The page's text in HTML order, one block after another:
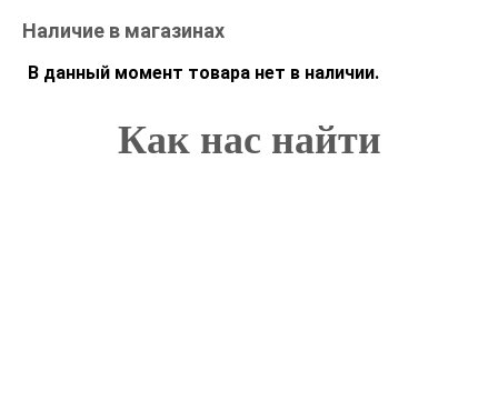
Наличие в магазинах
В данный момент товара нет в наличии.
Как нас найти